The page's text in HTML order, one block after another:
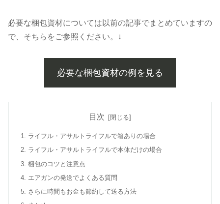
必要な梱包資材については以前の記事でまとめていますの
で、そちらをご参照ください。↓
必要な梱包資材の例を見る
目次
ライフル・アサルトライフルで箱ありの場合
ライフル・アサルトライフルで本体だけの場合
梱包のコツと注意点
エアガンの発送でよくある質問
さらに時間もお金も節約して送る方法